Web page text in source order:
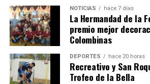
QUINTA CORRIDA DE LAS FIESTAS
2026
hace 5 días· Huelvatv
NOTICIAS hace 7 días
La Hermandad de la
premio mejor
Colombinas
DEPORTES hace 20 horas
Recreativo y San
Trofeo de la Bella